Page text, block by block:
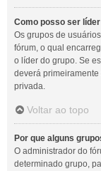
Como posso ser
Os grupos de
fórum, o qual
o líder do grupo. Se
deverá
privada.
Voltar ao topo
Por que alguns
O administrador do
determinado grupo,